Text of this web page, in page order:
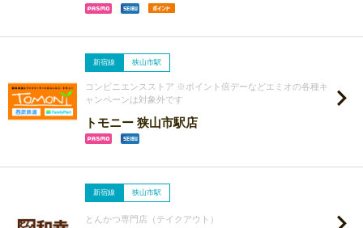
新宿線 狭山市駅
コンビニエンスストア ※ポイント倍デーなどエミオの各種キ
ャンペーンは対象外です
トモニー 狭山市駅店
新宿線 狭山市駅
とんかつ専門店（テイクアウト）